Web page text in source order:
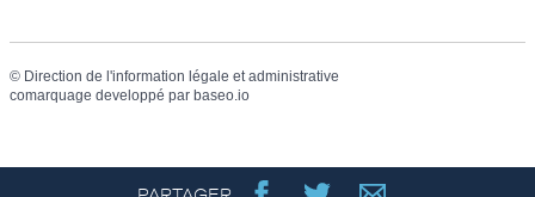
© Direction de l'information légale et administrative
comarquage developpé par baseo.io